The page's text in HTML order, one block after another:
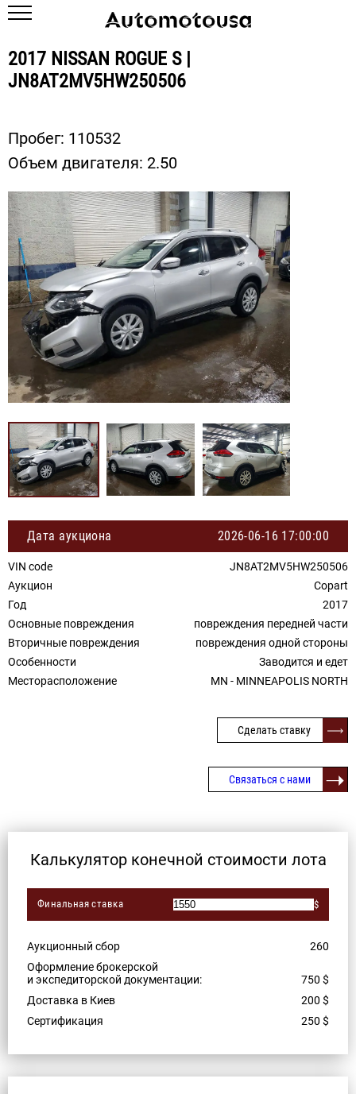
2017 NISSAN ROGUE S |
JN8AT2MV5HW250506
Пробег: 110532
Объем двигателя: 2.50
Дата аукциона 2026-06-16 17:00:00
VIN code
JN8AT2MV5HW250506
Аукцион
Copart
Год
2017
Основные повреждения
повреждения передней части
Вторичные повреждения
повреждения одной стороны
Особенности
Заводится и едет
Месторасположение
MN - MINNEAPOLIS NORTH
Сделать ставку
Связаться с нами
Калькулятор конечной стоимости лота
Финальная ставка $
Аукционный сбор
260
Оформление брокерской
и экспедиторской документации:
750 $
Доставка в Киев
200 $
Сертификация
250 $